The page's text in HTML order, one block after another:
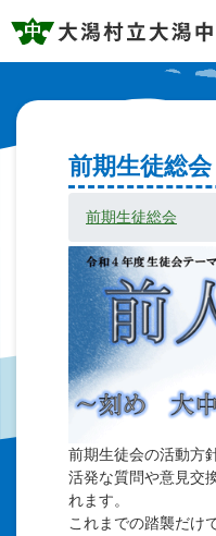
前期生徒総会
前期生徒総会
前期生徒会の活動方
活発な質問や意見交
れます。
これまでの踏襲だけ